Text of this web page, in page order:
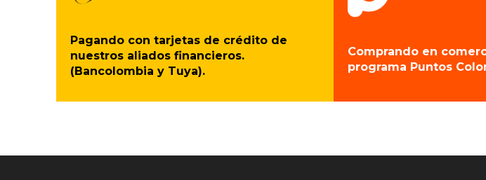
Pagando con tarjetas de crédito de
nuestros aliados financieros.
(Bancolombia y Tuya).
Comprando en
programa Puntos